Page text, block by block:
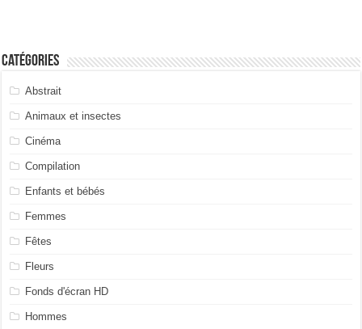
Catégories
Abstrait
Animaux et insectes
Cinéma
Compilation
Enfants et bébés
Femmes
Fêtes
Fleurs
Fonds d'écran HD
Hommes